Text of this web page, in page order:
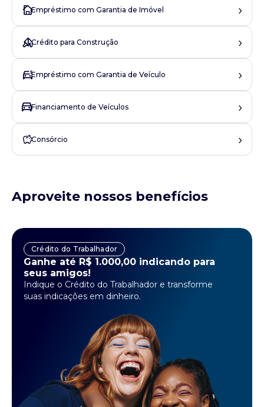
Empréstimo com Garantia de Imóvel ›
Crédito para Construção ›
Empréstimo com Garantia de Veículo ›
Financiamento de Veículos ›
Consórcio ›
Aproveite nossos benefícios
Crédito do Trabalhador
Ganhe até R$ 1.000,00 indicando para
seus amigos!
Indique o Crédito do Trabalhador e transforme
suas indicações em dinheiro.